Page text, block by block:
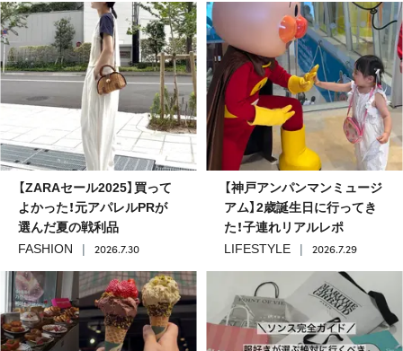
【ZARAセール2025】買って
よかった！元アパレルPRが
選んだ夏の戦利品
FASHION
2026.7.30
【神戸アンパンマンミュージ
アム】2歳誕生日に行ってき
た！子連れリアルレポ
LIFESTYLE
2026.7.29